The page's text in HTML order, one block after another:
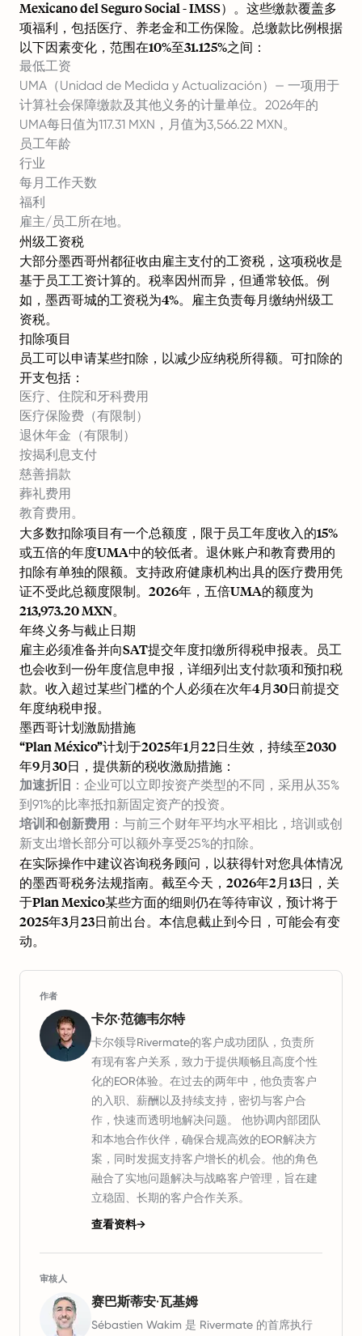
Mexicano del Seguro Social - IMSS）。这些缴款覆盖多
项福利，包括医疗、养老金和工伤保险。总缴款比例根据
以下因素变化，范围在10%至31.125%之间：
最低工资
UMA（Unidad de Medida y Actualización）— 一项用于
计算社会保障缴款及其他义务的计量单位。2026年的
UMA每日值为117.31 MXN，月值为3,566.22 MXN。
员工年龄
行业
每月工作天数
福利
雇主/员工所在地。
州级工资税
大部分墨西哥州都征收由雇主支付的工资税，这项税收是
基于员工工资计算的。税率因州而异，但通常较低。例
如，墨西哥城的工资税为4%。雇主负责每月缴纳州级工
资税。
扣除项目
员工可以申请某些扣除，以减少应纳税所得额。可扣除的
开支包括：
医疗、住院和牙科费用
医疗保险费（有限制）
退休年金（有限制）
按揭利息支付
慈善捐款
葬礼费用
教育费用。
大多数扣除项目有一个总额度，限于员工年度收入的15%
或五倍的年度UMA中的较低者。退休账户和教育费用的
扣除有单独的限额。支持政府健康机构出具的医疗费用凭
证不受此总额度限制。2026年，五倍UMA的额度为
213,973.20 MXN。
年终义务与截止日期
雇主必须准备并向SAT提交年度扣缴所得税申报表。员工
也会收到一份年度信息申报，详细列出支付款项和预扣税
款。收入超过某些门槛的个人必须在次年4月30日前提交
年度纳税申报。
墨西哥计划激励措施
“Plan México”计划于2025年1月22日生效，持续至2030
年9月30日，提供新的税收激励措施：
加速折旧 ：企业可以立即按资产类型的不同，采用从35%
到91%的比率抵扣新固定资产的投资。
培训和创新费用 ：与前三个财年平均水平相比，培训或创
新支出增长部分可以额外享受25%的扣除。
在实际操作中建议咨询税务顾问，以获得针对您具体情况
的墨西哥税务法规指南。截至今天，2026年2月13日，关
于Plan Mexico某些方面的细则仍在等待审议，预计将于
2025年3月23日前出台。本信息截止到今日，可能会有变
动。
作者
卡尔·范德韦尔特
卡尔领导Rivermate的客户成功团队，负责所
有现有客户关系，致力于提供顺畅且高度个性
化的EOR体验。在过去的两年中，他负责客户
的入职、薪酬以及持续支持，密切与客户合
作，快速而透明地解决问题。 他协调内部团队
和本地合作伙伴，确保合规高效的EOR解决方
案，同时发掘支持客户增长的机会。他的角色
融合了实地问题解决与战略客户管理，旨在建
立稳固、长期的客户合作关系。
查看资料→
审核人
赛巴斯蒂安·瓦基姆
Sébastien Wakim 是 Rivermate 的首席执行